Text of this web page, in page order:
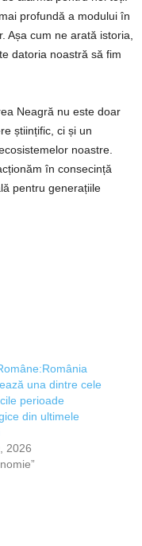
profundă a modului în
Așa cum ne arată istoria,
datoria noastră să fim
Neagră nu este doar
științific, ci și un
noastre.
în consecință
pentru generațiile
una dintre cele
perioade
din ultimele
2026